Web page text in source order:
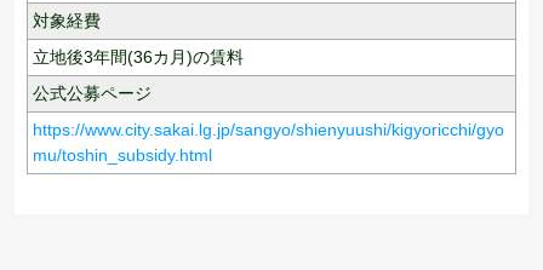
対象経費
立地後3年間(36カ月)の賃料
公式公募ページ
https://www.city.sakai.lg.jp/sangyo/shienyuushi/kigyoricchi/gyo
mu/toshin_subsidy.html